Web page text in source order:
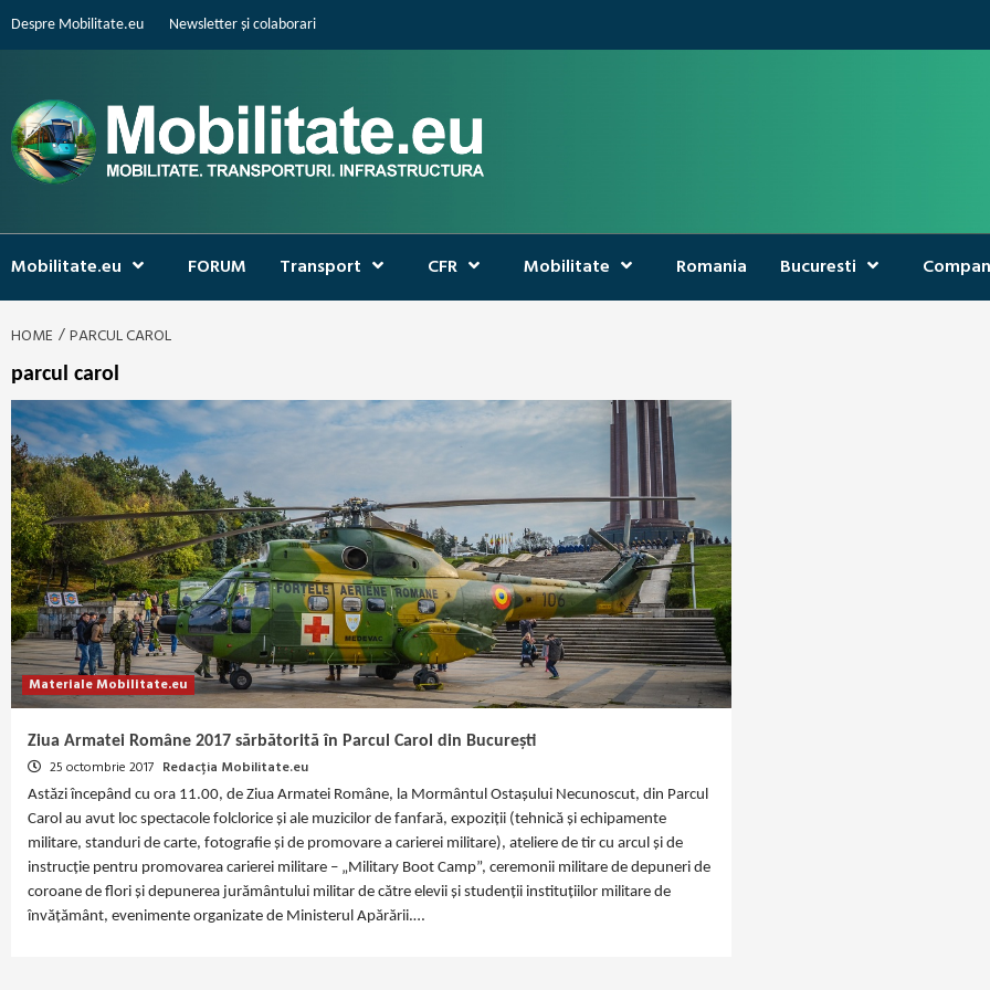
Despre Mobilitate.eu Newsletter și colaborari
Mobilitate.eu FORUM Transport CFR Mobilitate Romania Bucuresti
HOME PARCUL CAROL
parcul carol
Materiale Mobilitate.eu
Ziua Armatei Române 2017 sărbătorită în Parcul Carol din București
25 octombrie 2017 Redacția Mobilitate.eu
Astăzi începând cu ora 11.00, de Ziua Armatei Române, la Mormântul Ostaşului Necunoscut, din Parcul
Carol au avut loc spectacole folclorice și ale muzicilor de fanfară, expoziții (tehnică și echipamente
militare, standuri de carte, fotografie și de promovare a carierei militare), ateliere de tir cu arcul și de
instrucție pentru promovarea carierei militare – „Military Boot Camp”, ceremonii militare de depuneri de
coroane de flori și depunerea jurământului militar de către elevii și studenții instituțiilor militare de
învățământ, evenimente organizate de Ministerul Apărării.…